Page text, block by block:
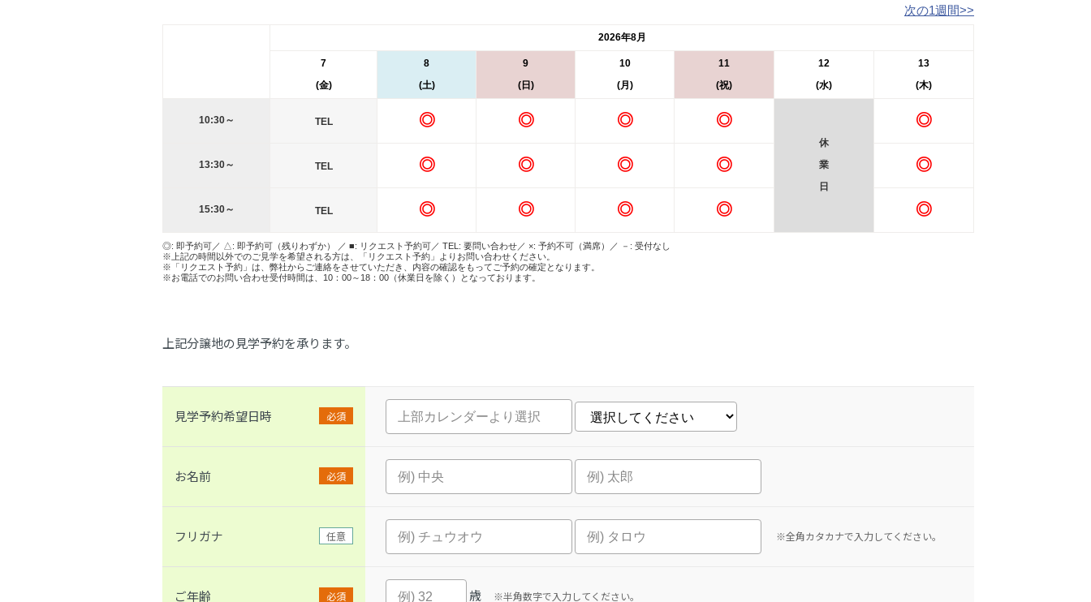
次の1週間>>
2026年8月
7
(金)
8
(土)
9
(日)
10
(月)
11
(祝)
12
(水)
13
(木)
10:30～ TEL ◎ ◎ ◎ ◎
休
業
日
◎
13:30～ TEL ◎ ◎ ◎ ◎ ◎
15:30～ TEL ◎ ◎ ◎ ◎ ◎
◎: 即予約可／ △: 即予約可（残りわずか） ／ ■: リクエスト予約可／ TEL: 要問い合わせ／ ×: 予約不可（満席）／ －: 受付なし
※上記の時間以外でのご見学を希望される方は、「リクエスト予約」よりお問い合わせください。
※「リクエスト予約」は、弊社からご連絡をさせていただき、内容の確認をもってご予約の確定となります。
※お電話でのお問い合わせ受付時間は、10：00～18：00（休業日を除く）となっております。
上記分譲地の見学予約を承ります。
見学予約希望日時 必須
お名前 必須
フリガナ 任意 ※全角カタカナで入力してください。
ご年齢 必須 歳 ※半角数字で入力してください。